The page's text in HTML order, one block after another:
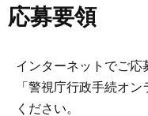
応募要領
インターネットでご応
「警視庁行政手続オ
ください。